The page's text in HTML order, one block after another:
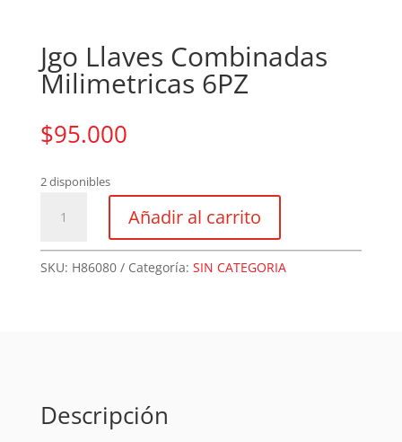
Jgo Llaves Combinadas
Milimetricas 6PZ
$95.000
2 disponibles
Llaves
Combinadas
Milimetricas
Añadir al carrito
SKU: H86080 Categoría: SIN CATEGORIA
Descripción